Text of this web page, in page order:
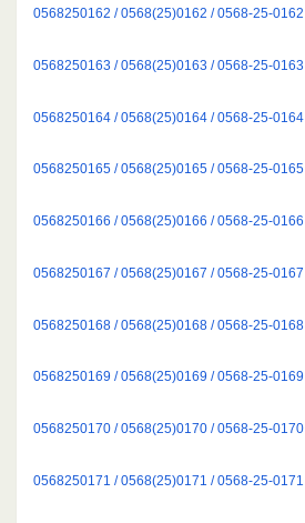
0568250162 / 0568(25)0162 / 0568-25-0162
0568250163 / 0568(25)0163 / 0568-25-0163
0568250164 / 0568(25)0164 / 0568-25-0164
0568250165 / 0568(25)0165 / 0568-25-0165
0568250166 / 0568(25)0166 / 0568-25-0166
0568250167 / 0568(25)0167 / 0568-25-0167
0568250168 / 0568(25)0168 / 0568-25-0168
0568250169 / 0568(25)0169 / 0568-25-0169
0568250170 / 0568(25)0170 / 0568-25-0170
0568250171 / 0568(25)0171 / 0568-25-0171